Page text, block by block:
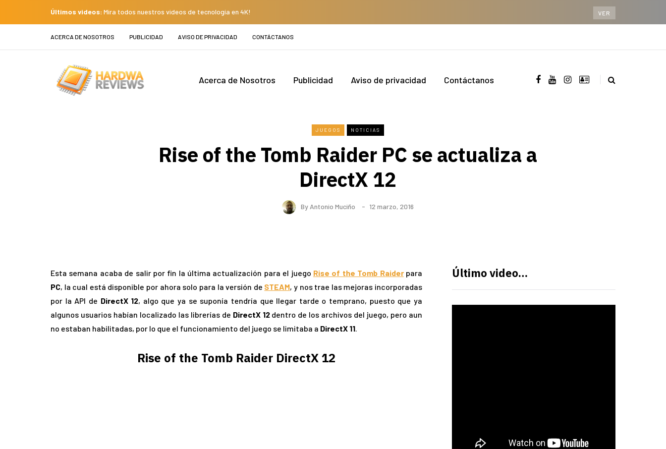
Últimos videos: Mira todos nuestros videos de tecnología en 4K! VER
ACERCA DE NOSOTROS PUBLICIDAD AVISO DE PRIVACIDAD CONTÁCTANOS
Acerca de Nosotros Publicidad Aviso de privacidad Contáctanos
JUEGOS NOTICIAS
Rise of the Tomb Raider PC se actualiza a
DirectX 12
By Antonio Muciño 12 marzo, 2016
Esta semana acaba de salir por fin la última actualización para el juego Rise of the Tomb Raiderpara
PC, la cual está disponible por ahora solo para la versión de STEAM, y nos trae las mejoras incorporadas
por la API de DirectX 12, algo que ya se suponía tendría que llegar tarde o temprano, puesto que ya
algunos usuarios habían localizado las librerías de DirectX 12dentro de los archivos del juego, pero aun
no estaban habilitadas, por lo que el funcionamiento del juego se limitaba a DirectX 11.
Rise of the Tomb Raider DirectX 12
Último video…